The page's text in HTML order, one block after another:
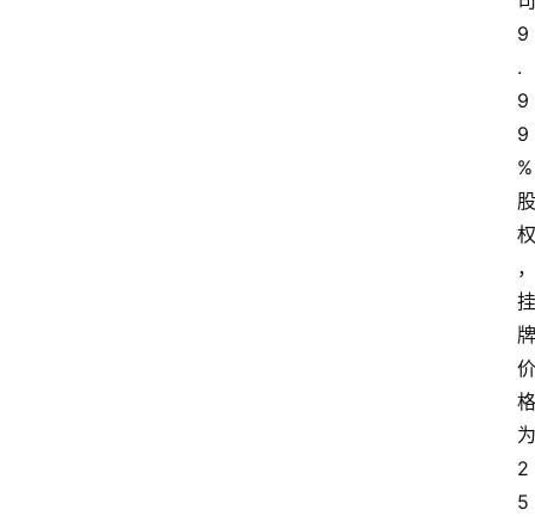
9
.
9
9
%
股
权
，
挂
牌
价
格
为
2
5